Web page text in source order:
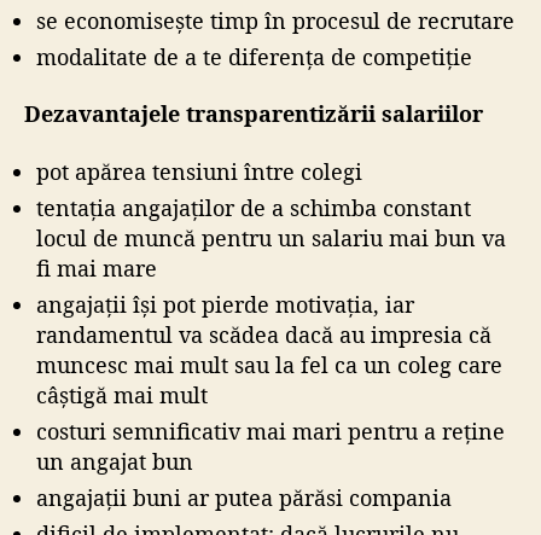
se economisește timp în procesul de recrutare
modalitate de a te diferența de competiție
Dezavantajele transparentizării salariilor
pot apărea tensiuni între colegi
tentația angajaților de a schimba constant
locul de muncă pentru un salariu mai bun va
fi mai mare
angajații își pot pierde motivația, iar
randamentul va scădea dacă au impresia că
muncesc mai mult sau la fel ca un coleg care
câștigă mai mult
costuri semnificativ mai mari pentru a reține
un angajat bun
angajații buni ar putea părăsi compania